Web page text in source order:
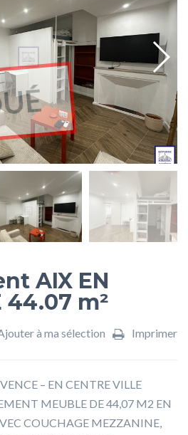
AIX EN
44.07 m²
Imprimer
à ma sélection
– EN CENTRE VILLE
MEUBLE DE 44,07 M2 EN
COUCHAGE MEZZANINE,